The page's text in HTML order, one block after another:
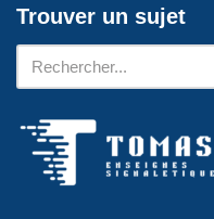
Trouver un sujet